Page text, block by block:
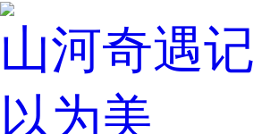
山河奇遇
以为美